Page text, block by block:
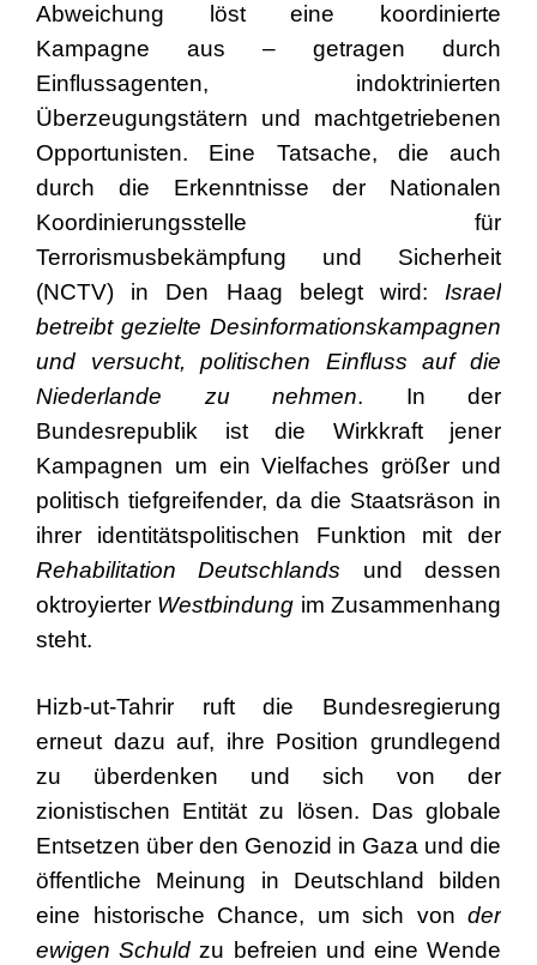
Abweichung löst eine koordinierte
Kampagne aus – getragen durch
Einflussagenten, indoktrinierten
Überzeugungstätern und machtgetriebenen
Opportunisten. Eine Tatsache, die auch
durch die Erkenntnisse der Nationalen
Koordinierungsstelle für
Terrorismusbekämpfung und Sicherheit
(NCTV) in Den Haag belegt wird: Israel
betreibt gezielte Desinformationskampagnen
und versucht, politischen Einfluss auf die
Niederlande zu nehmen. In der
Bundesrepublik ist die Wirkkraft jener
Kampagnen um ein Vielfaches größer und
politisch tiefgreifender, da die Staatsräson in
ihrer identitätspolitischen Funktion mit der
Rehabilitation Deutschlands und dessen
oktroyierter Westbindung im Zusammenhang
steht.
Hizb-ut-Tahrir ruft die Bundesregierung
erneut dazu auf, ihre Position grundlegend
zu überdenken und sich von der
zionistischen Entität zu lösen. Das globale
Entsetzen über den Genozid in Gaza und die
öffentliche Meinung in Deutschland bilden
eine historische Chance, um sich von der
ewigen Schuld zu befreien und eine Wende